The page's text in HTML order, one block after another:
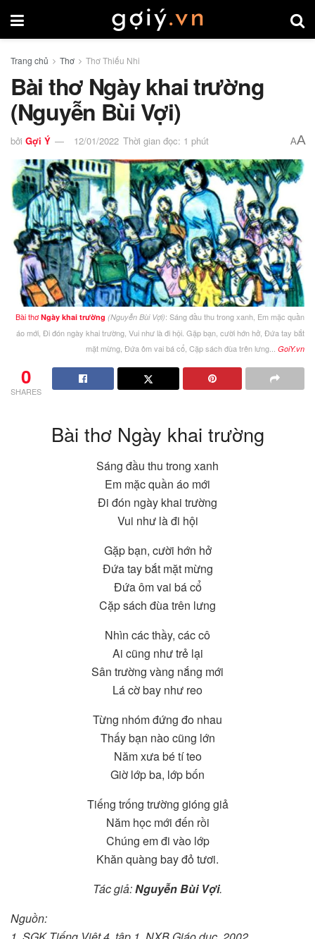
Trang chủ Thơ Thơ Thiếu Nhi
Bài thơ Ngày khai trường
(Nguyễn Bùi Vợi)
bởi Gợi Ý 12/01/2022 Thời gian đọc: 1 phút AA
Bài thơNgày khai trường (Nguyễn Bùi Vợi): Sáng đầu thu trong xanh, Em mặc quần
áo mới, Đi đón ngày khai trường, Vui như là đi hội. Gặp bạn, cười hớn hở, Đứa tay bắt
mặt mừng, Đứa ôm vai bá cổ, Cặp sách đùa trên lưng... GoiY.vn
0
SHARES
Bài thơ Ngày khai trường
Sáng đầu thu trong xanh
Em mặc quần áo mới
Đi đón ngày khai trường
Vui như là đi hội
Gặp bạn, cười hớn hở
Đứa tay bắt mặt mừng
Đứa ôm vai bá cổ
Cặp sách đùa trên lưng
Nhìn các thầy, các cô
Ai cũng như trẻ lại
Sân trường vàng nắng mới
Lá cờ bay như reo
Từng nhóm đứng đo nhau
Thấy bạn nào cũng lớn
Năm xưa bé tí teo
Giờ lớp ba, lớp bốn
Tiếng trống trường gióng giả
Năm học mới đến rồi
Chúng em đi vào lớp
Khăn quàng bay đỏ tươi.
Tác giả:Nguyễn Bùi Vợi.
Nguồn: